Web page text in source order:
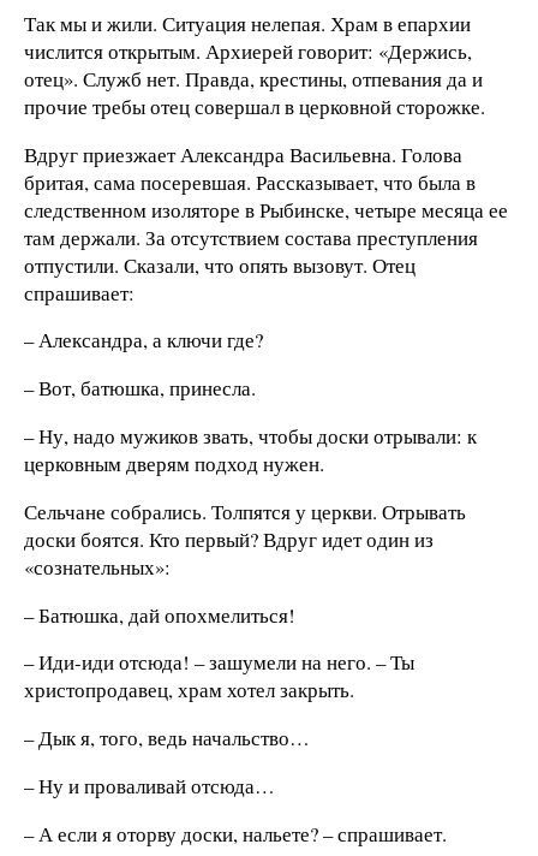
Так мы и жили. Ситуация нелепая. Храм в епархии
числится открытым. Архиерей говорит: «Держись,
отец». Служб нет. Правда, крестины, отпевания да и
прочие требы отец совершал в церковной сторожке.
Вдруг приезжает Александра Васильевна. Голова
бритая, сама посеревшая. Рассказывает, что была в
следственном изоляторе в Рыбинске, четыре месяца ее
там держали. За отсутствием состава преступления
отпустили. Сказали, что опять вызовут. Отец
спрашивает:
– Александра, а ключи где?
– Вот, батюшка, принесла.
– Ну, надо мужиков звать, чтобы доски отрывали: к
церковным дверям подход нужен.
Сельчане собрались. Толпятся у церкви. Отрывать
доски боятся. Кто первый? Вдруг идет один из
«сознательных»:
– Батюшка, дай опохмелиться!
– Иди-иди отсюда! – зашумели на него. – Ты
христопродавец, храм хотел закрыть.
– Дык я, того, ведь начальство…
– Ну и проваливай отсюда…
– А если я оторву доски, нальете? – спрашивает.